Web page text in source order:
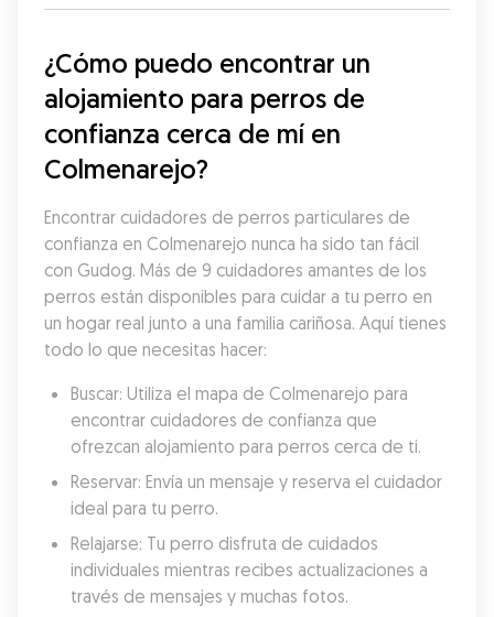
¿Cómo puedo encontrar un
alojamiento para perros de
confianza cerca de mí en
Colmenarejo?
Encontrar cuidadores de perros particulares de
confianza en Colmenarejo nunca ha sido tan fácil
con Gudog. Más de 9 cuidadores amantes de los
perros están disponibles para cuidar a tu perro en
un hogar real junto a una familia cariñosa. Aquí tienes
todo lo que necesitas hacer:
Buscar: Utiliza el mapa de Colmenarejo para
encontrar cuidadores de confianza que
ofrezcan alojamiento para perros cerca de ti.
Reservar: Envía un mensaje y reserva el cuidador
ideal para tu perro.
Relajarse: Tu perro disfruta de cuidados
individuales mientras recibes actualizaciones a
través de mensajes y muchas fotos.